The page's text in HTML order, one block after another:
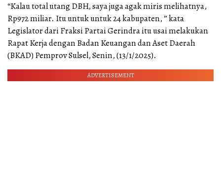
“Kalau total utang DBH, saya juga agak miris melihatnya,
Rp972 miliar. Itu untuk untuk 24 kabupaten, ” kata
Legislator dari Fraksi Partai Gerindra itu usai melakukan
Rapat Kerja dengan Badan Keuangan dan Aset Daerah
(BKAD) Pemprov Sulsel, Senin, (13/1/2025).
ADVERTISEMENT